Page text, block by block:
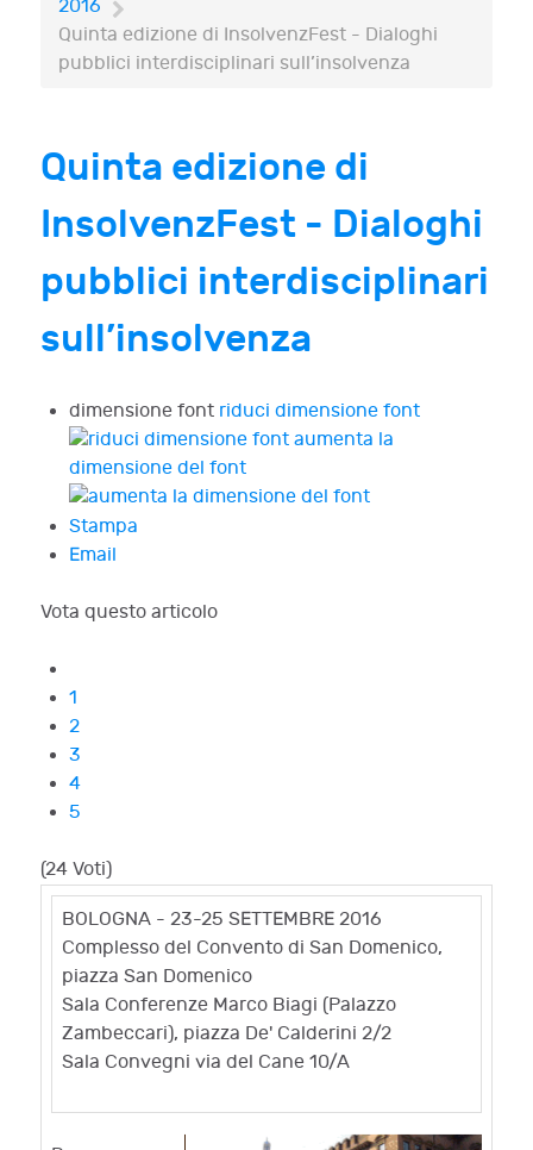
2016
Quinta edizione di InsolvenzFest - Dialoghi
pubblici interdisciplinari sull’insolvenza
Quinta edizione di
InsolvenzFest - Dialoghi
pubblici interdisciplinari
sull’insolvenza
dimensione font riduci dimensione font
aumenta la
dimensione del font
Stampa
Email
Vota questo articolo
1
2
3
4
5
(24 Voti)
BOLOGNA - 23-25 SETTEMBRE 2016
Complesso del Convento di San Domenico,
piazza San Domenico
Sala Conferenze Marco Biagi (Palazzo
Zambeccari), piazza De' Calderini 2/2
Sala Convegni via del Cane 10/A